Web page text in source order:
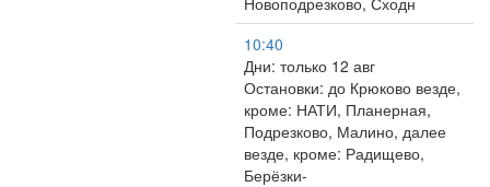
10:40
Дни: только 12 авг
Остановки: до Крюково везде,
кроме: НАТИ, Планерная,
Подрезково, Малино, далее
везде, кроме: Радищево,
Берёзки-